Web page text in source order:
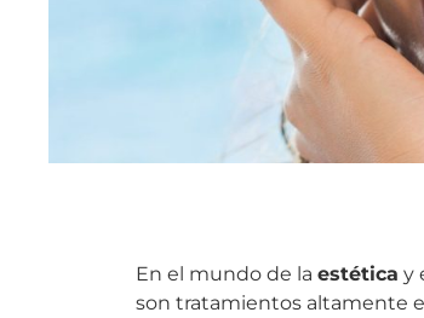
En el mundo de la estética y
son tratamientos altamente